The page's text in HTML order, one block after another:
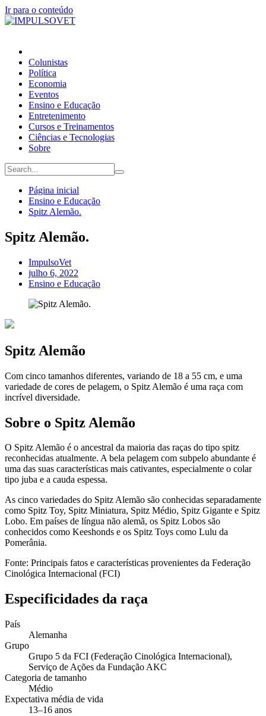
Ir para o conteúdo
Colunistas
Política
Economia
Eventos
Ensino e Educação
Entretenimento
Cursos e Treinamentos
Ciências e Tecnologias
Sobre
Página inicial
Ensino e Educação
Spitz Alemão.
Spitz Alemão.
ImpulsoVet
julho 6, 2022
Ensino e Educação
Spitz Alemão
Com cinco tamanhos diferentes, variando de 18 a 55 cm, e uma
variedade de cores de pelagem, o Spitz Alemão é uma raça com
incrível diversidade.
Sobre o Spitz Alemão
O Spitz Alemão é o ancestral da maioria das raças do tipo spitz
reconhecidas atualmente. A bela pelagem com subpelo abundante é
uma das suas características mais cativantes, especialmente o colar
tipo juba e a cauda espessa.
As cinco variedades do Spitz Alemão são conhecidas separadamente
como Spitz Toy, Spitz Miniatura, Spitz Médio, Spitz Gigante e Spitz
Lobo. Em países de língua não alemã, os Spitz Lobos são
conhecidos como Keeshonds e os Spitz Toys como Lulu da
Pomerânia.
Fonte: Principais fatos e características provenientes da Federação
Cinológica Internacional (FCI)
Especificidades da raça
País
Alemanha
Grupo
Grupo 5 da FCI (Federação Cinológica Internacional),
Serviço de Ações da Fundação AKC
Categoria de tamanho
Médio
Expectativa média de vida
13–16 anos